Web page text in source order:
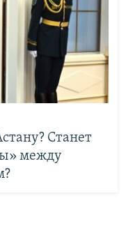
Станет
между